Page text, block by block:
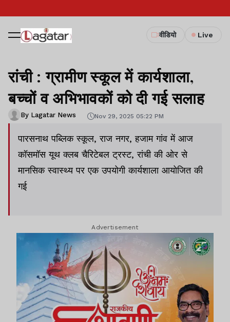
वीडियो Live
रांची : ग्रामीण स्कूल में कार्यशाला,
बच्चों व अभिभावकों को दी गई सलाह
By Lagatar News Nov 29, 2025 05:22 PM
पारसनाथ पब्लिक स्कूल, राज नगर, हजाम गांव में आज
कॉसमॉस यूथ क्लब चैरिटेबल ट्रस्ट, रांची की ओर से
मानसिक स्वास्थ्य पर एक उपयोगी कार्यशाला आयोजित की
गई
Advertisement